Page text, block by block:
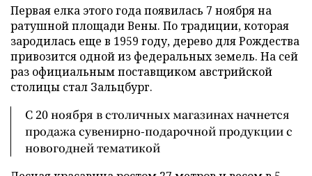
Первая елка этого года появилась 7 ноября на
ратушной площади Вены. По традиции, которая
зародилась еще в 1959 году, дерево для Рождества
привозится одной из федеральных земель. На сей
раз официальным поставщиком австрийской
столицы стал Зальцбург.
С 20 ноября в столичных магазинах начнется
продажа сувенирно-подарочной продукции с
новогодней тематикой